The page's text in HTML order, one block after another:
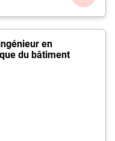
en
du bâtiment